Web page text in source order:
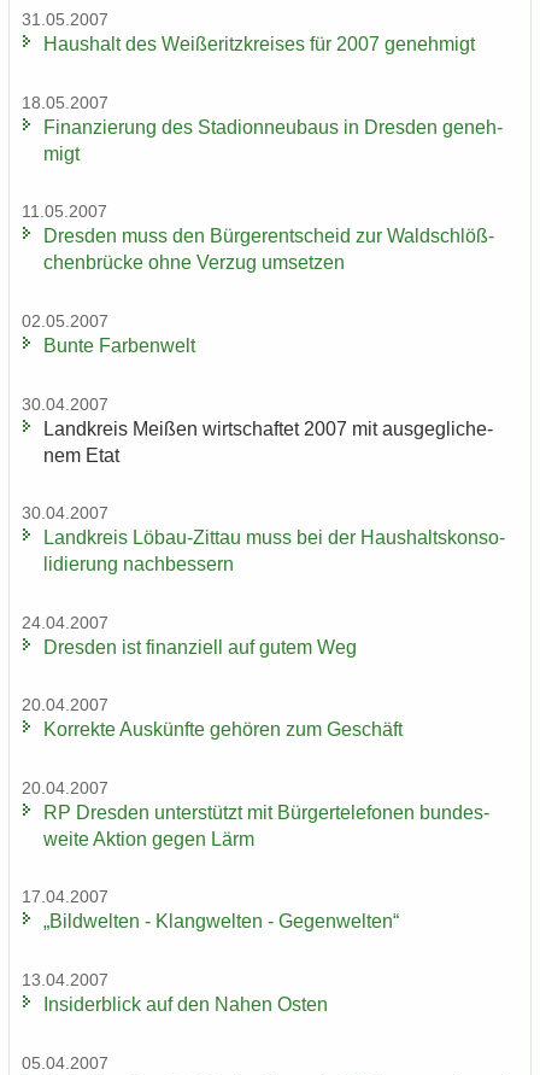
31.05.2007
Haus­halt des Wei­ße­ritz­krei­ses für 2007 ge­neh­migt
18.05.2007
Fi­nan­zie­rung des Sta­di­on­neu­baus in Dres­den ge­neh­
migt
11.05.2007
Dres­den muss den Bür­ger­ent­scheid zur Wald­schlöß­
chen­brü­cke ohne Ver­zug um­set­zen
02.05.2007
Bunte Far­ben­welt
30.04.2007
Land­kreis Mei­ßen wirt­schaf­tet 2007 mit aus­ge­gli­che­
nem Etat
30.04.2007
Land­kreis Löbau-​Zittau muss bei der Haus­halts­kon­so­
li­die­rung nach­bes­sern
24.04.2007
Dres­den ist fi­nan­zi­ell auf gutem Weg
20.04.2007
Kor­rek­te Aus­künf­te ge­hö­ren zum Ge­schäft
20.04.2007
RP Dres­den un­ter­stützt mit Bür­ger­te­le­fo­nen bun­des­
wei­te Ak­ti­on gegen Lärm
17.04.2007
„Bild­wel­ten - Klang­wel­ten - Ge­gen­wel­ten“
13.04.2007
In­si­der­blick auf den Nahen Osten
05.04.2007